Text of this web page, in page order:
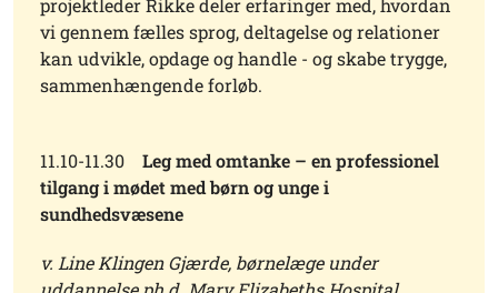
vi gennem fælles sprog, deltagelse og relationer
kan udvikle, opdage og handle - og skabe trygge,
sammenhængende forløb.
11.10-11.30 Leg med omtanke – en professionel
tilgang i mødet med børn og unge i
sundhedsvæsene
v. Line Klingen Gjærde, børnelæge under